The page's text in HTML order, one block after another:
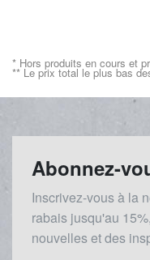
* Hors produits en cours et
** Le prix total le plus bas
Abonnez-
Inscrivez-vous à la
rabais jusqu'au 1
nouvelles et des